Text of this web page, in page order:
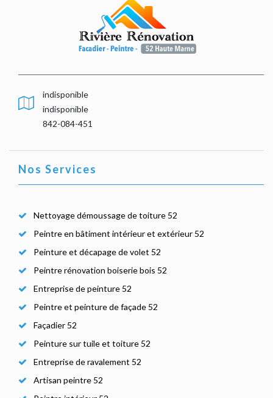
indisponible
indisponible
842-084-451
Nos Services
Nettoyage démoussage de toiture 52
Peintre en bâtiment intérieur et extérieur 52
Peinture et décapage de volet 52
Peintre rénovation boiserie bois 52
Entreprise de peinture 52
Peintre et peinture de façade 52
Façadier 52
Peinture sur tuile et toiture 52
Entreprise de ravalement 52
Artisan peintre 52